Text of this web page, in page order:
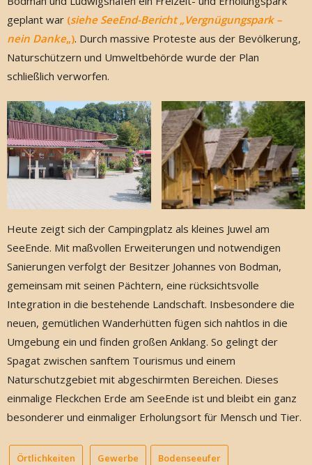
geplant war (siehe SeeEnd-Bericht „Vergnügungspark –
nein Danke„). Durch massive Proteste aus der Bevölkerung,
Naturschützern und Umweltbehörde wurde der Plan
schließlich verworfen.
Heute zeigt sich der Campingplatz als kleines Juwel am
SeeEnde. Mit maßvollen Erweiterungen und notwendigen
Sanierungen verfolgt der Besitzer Johannes von Bodman,
gemeinsam mit seinen Pächtern, eine rücksichtsvolle
Integration in die bestehende Landschaft. Insbesondere die
neuen, gemütlichen Wanderhütten fügen sich nahtlos in die
Umgebung ein und finden großen Anklang. So gelingt der
Spagat zwischen sanftem Tourismus und einem
Naturschutzgebiet mit abgeschirmten Bereichen. Dieses
einmalige Fleckchen Erde am SeeEnde ist und bleibt ein ganz
besonderer und einmaliger Erholungsort für Mensch und Tier.
Örtlichkeiten Gewerbe Bodenseeufer